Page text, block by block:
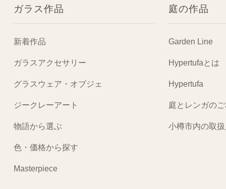
ガラス作品
新着作品
ガラスアクセサリー
グラスウェア・オブジェ
ジークレーアート
物語から選ぶ
色・価格から探す
Masterpiece
庭の作品
Garden Line
Hypertufaとは
Hypertufa
庭とレンガの
小樽市内の取